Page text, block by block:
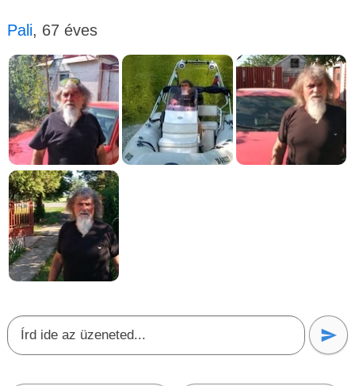
Pali, 67 éves